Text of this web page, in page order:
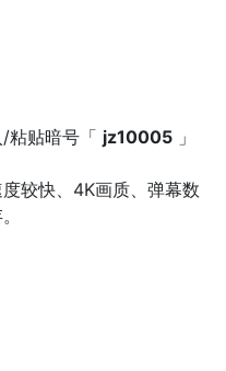
粘贴暗号「 jz10005 」
较快、4K画质、弹幕数